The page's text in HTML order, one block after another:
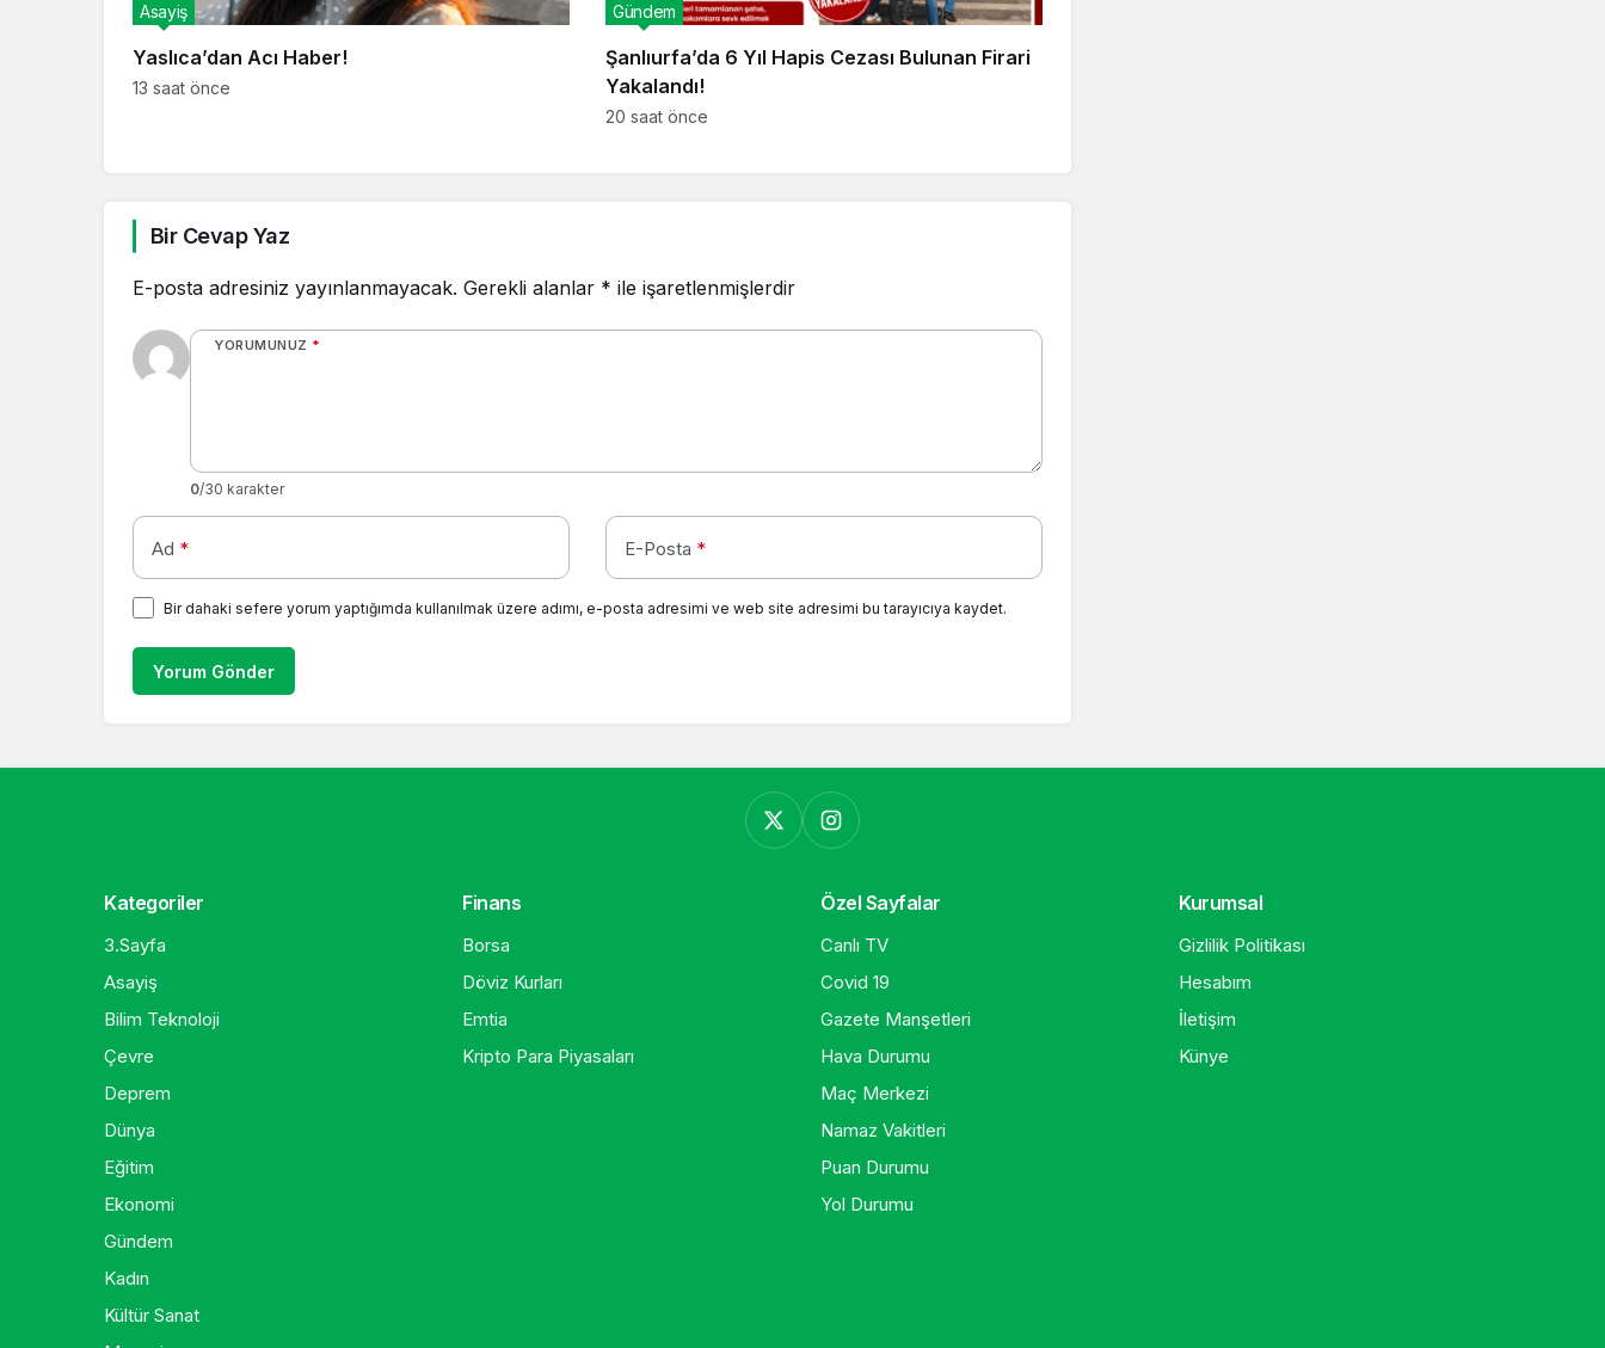
Yaslıca’dan Acı Haber!
Asayiş
13 saat önce
Şanlıurfa’da 6 Yıl Hapis Cezası Bulunan Firari
Yakalandı!
Gündem
20 saat önce
Bir Cevap Yaz
E-posta adresiniz yayınlanmayacak. Gerekli alanlar * ile işaretlenmişlerdir
YORUMUNUZ *
0/30 karakter
Ad * E-Posta *
Bir dahaki sefere yorum yaptığımda kullanılmak üzere adımı, e-posta adresimi ve web site adresimi bu tarayıcıya kaydet.
Yorum Gönder
Kategoriler
3.Sayfa
Asayiş
Bilim Teknoloji
Çevre
Deprem
Dünya
Eğitim
Ekonomi
Gündem
Kadın
Kültür Sanat
Finans
Borsa
Döviz Kurları
Emtia
Kripto Para Piyasaları
Özel Sayfalar
Canlı TV
Covid 19
Gazete Manşetleri
Hava Durumu
Maç Merkezi
Namaz Vakitleri
Puan Durumu
Yol Durumu
Kurumsal
Gizlilik Politikası
Hesabım
İletişim
Künye